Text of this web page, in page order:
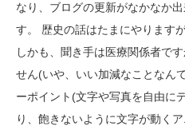
なり、ブログの更新がなかなか
す。 歴史の話はたまにやります
しかも、聞き手は医療関係者で
せん(いや、いい加減なことなん
ーポイント(文字や写真を自由に
り、飽きないように文字が動く